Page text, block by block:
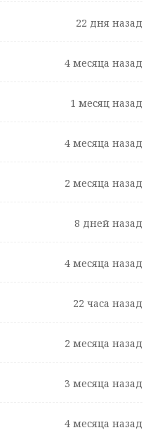
22 дня назад
4 месяца назад
1 месяц назад
4 месяца назад
2 месяца назад
8 дней назад
4 месяца назад
22 часа назад
2 месяца назад
3 месяца назад
4 месяца назад